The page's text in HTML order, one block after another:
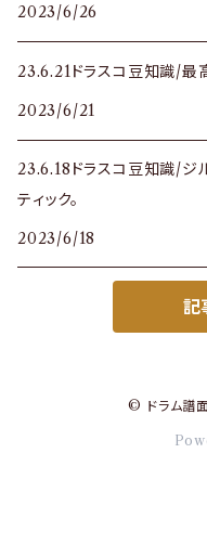
2023/6/26
23.6.21ドラスコ豆知識/最
2023/6/21
23.6.18ドラスコ豆知識/ジ
ティック。
2023/6/18
記
© ドラム譜